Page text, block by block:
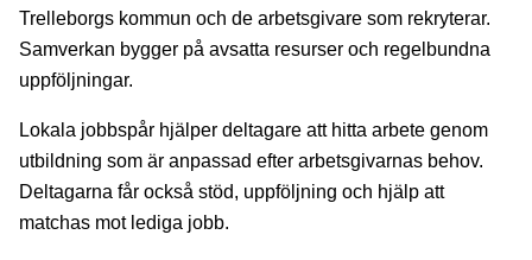
Trelleborgs kommun och de arbetsgivare som rekryterar.
Samverkan bygger på avsatta resurser och regelbundna
uppföljningar.
Lokala jobbspår hjälper deltagare att hitta arbete genom
utbildning som är anpassad efter arbetsgivarnas behov.
Deltagarna får också stöd, uppföljning och hjälp att
matchas mot lediga jobb.